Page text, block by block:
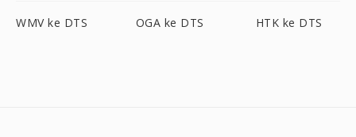
WMV ke DTS OGA ke DTS HTK ke DTS